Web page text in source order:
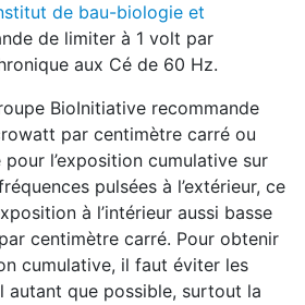
de bau-biologie et
de limiter à 1 volt par
aux Cé de 60 Hz.
BioInitiative recommande
par centimètre carré ou
l’exposition cumulative sur
pulsées à l’extérieur, ce
à l’intérieur aussi basse
centimètre carré. Pour obtenir
cumulative, il faut éviter les
autant que possible, surtout la